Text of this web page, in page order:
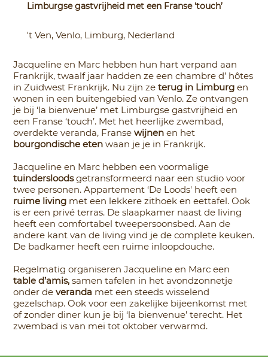
Limburgse gastvrijheid met een Franse ‘touch’
Jacqueline en Marc hebben hun hart verpand aan
Frankrijk, twaalf jaar hadden ze een chambre d’ hôtes
in Zuidwest Frankrijk. Nu zijn zeterug in Limburg en
wonen in een buitengebied van Venlo. Ze ontvangen
je bij ‘la bienvenue’ met Limburgse gastvrijheid en
een Franse ‘touch’. Met het heerlijke zwembad,
overdekte veranda, Fransewijnenen het
bourgondische etenwaan je je in Frankrijk.
Jacqueline en Marc hebben een voormalige
tuindersloodsgetransformeerd naar een studio voor
twee personen. Appartement ‘De Loods' heeft een
ruime living met een lekkere zithoek en eettafel. Ook
is er een privé terras. De slaapkamer naast de living
heeft een comfortabel tweepersoonsbed. Aan de
andere kant van de living vind je de complete keuken.
De badkamer heeft een ruime inloopdouche.
Regelmatig organiseren Jacqueline en Marc een
table d’amis, samen tafelen in het avondzonnetje
onder deveranda met een steeds wisselend
gezelschap. Ook voor een zakelijke bijeenkomst met
of zonder diner kun je bij ‘la bienvenue’ terecht. Het
zwembad is van mei tot oktober verwarmd.
't Ven, Venlo, Limburg, Nederland